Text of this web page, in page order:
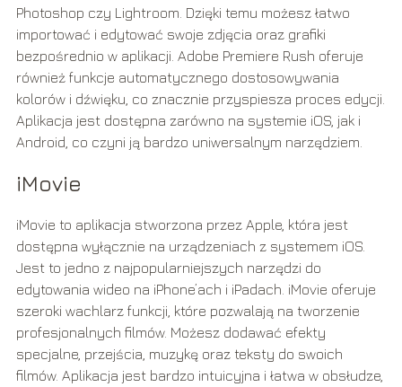
Photoshop czy Lightroom. Dzięki temu możesz łatwo
importować i edytować swoje zdjęcia oraz grafiki
bezpośrednio w aplikacji. Adobe Premiere Rush oferuje
również funkcje automatycznego dostosowywania
kolorów i dźwięku, co znacznie przyspiesza proces edycji.
Aplikacja jest dostępna zarówno na systemie iOS, jak i
Android, co czyni ją bardzo uniwersalnym narzędziem.
iMovie
iMovie to aplikacja stworzona przez Apple, która jest
dostępna wyłącznie na urządzeniach z systemem iOS.
Jest to jedno z najpopularniejszych narzędzi do
edytowania wideo na iPhone’ach i iPadach. iMovie oferuje
szeroki wachlarz funkcji, które pozwalają na tworzenie
profesjonalnych filmów. Możesz dodawać efekty
specjalne, przejścia, muzykę oraz teksty do swoich
filmów. Aplikacja jest bardzo intuicyjna i łatwa w obsłudze,